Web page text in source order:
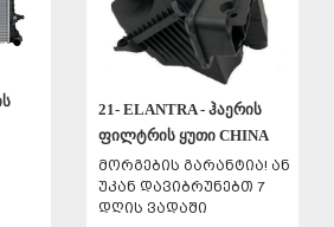
21- ELANTRA - ჰაერის
ფილტრის ყუთი CHINA
მორგების გარანტია! ან
უკან დავიბრუნებთ 7
დღის ვადაში